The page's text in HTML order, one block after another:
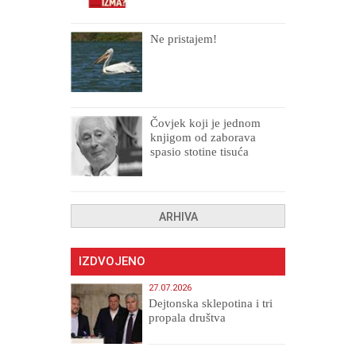
Ne pristajem!
Čovjek koji je jednom
knjigom od zaborava
spasio stotine tisuća
ARHIVA
IZDVOJENO
27.07.2026
Dejtonska sklepotina i tri
propala društva